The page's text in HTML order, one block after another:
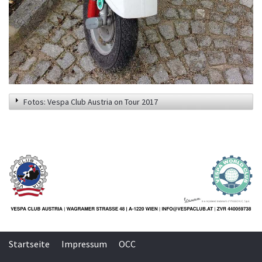
Fotos: Vespa Club Austria on Tour 2017
Startseite Impressum OCC